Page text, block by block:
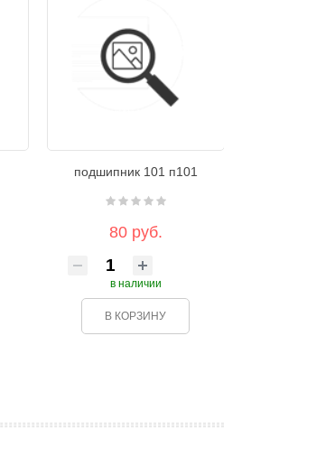
подшипник 101 п101
80 руб.
в наличии
В КОРЗИНУ